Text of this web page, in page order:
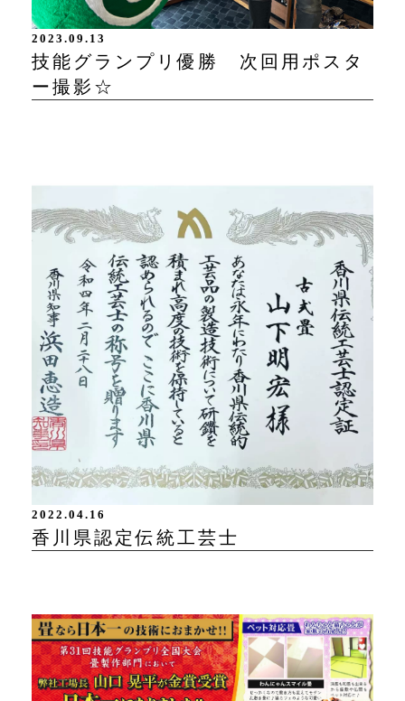
2023.09.13
技能グランプリ優勝 次回用ポスタ
ー撮影☆
2022.04.16
香川県認定伝統工芸士